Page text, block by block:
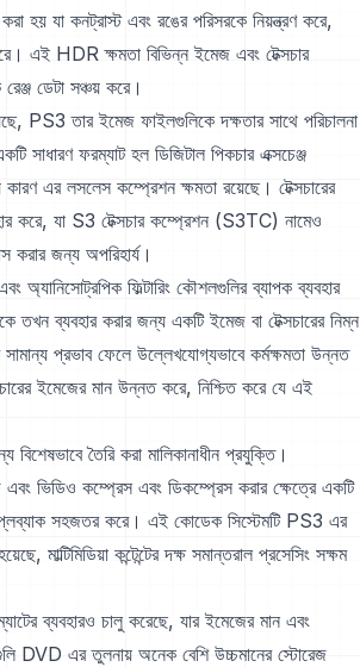
হয় যা কনট্রাস্ট এবং রঙের পরিসরকে নিয়ন্ত্রণ করে,
এই HDR ক্ষমতা বিভিন্ন ইমেজ এবং টেক্সচার
ডেটা সঞ্চয় করে।
PS3 তার ইমেজ ফাইলগুলিকে দক্ষতার সাথে পরিচালনা
ফরম্যাট হল ডিজিটাল পিকচার এক্সচেঞ্জ
এর লসলেস কম্প্রেশন ক্ষমতা রয়েছে। টেক্সচারের
করে, যা S3 টেক্সচার কম্প্রেশন (S3TC) নামেও
করার জন্য অপরিহার্য।
ফিল্টারিং কৌশলগুলির ব্যাপক ব্যবহার
তখন ব্যবহার করার জন্য একটি ইমেজ বা টেক্সচারের নিম্ন
প্রভাব ফেলে উল্লেখযোগ্যভাবে কর্মক্ষমতা উন্নত
ইমেজের মান উন্নত করে, নিশ্চিত করে যে এই
তৈরি করা মালিকানাধীন প্রযুক্তি।
ভিডিও কম্প্রেস এবং ডিকম্প্রেস করার ক্ষেত্রে একটি
প্লেব্যাক সহজতর করে। এই কোডেক সিস্টেমটি PS3 এর
মাল্টিমিডিয়া কন্টেন্টের দক্ষ সমান্তরাল প্রসেসিং সক্ষম
ব্যবহারও চালু করেছে, যার ইমেজের মান এবং
DVD এর তুলনায় অনেক বেশি উচ্চমানের স্টোরেজ